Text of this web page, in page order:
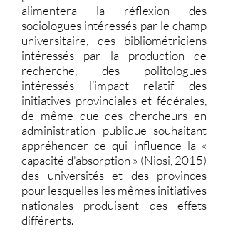
alimentera la réflexion des
sociologues intéressés par le champ
universitaire, des bibliométriciens
intéressés par la production de
recherche, des politologues
intéressés l’impact relatif des
initiatives provinciales et fédérales,
de même que des chercheurs en
administration publique souhaitant
appréhender ce qui influence la «
capacité d'absorption » (Niosi, 2015)
des universités et des provinces
pour lesquelles les mêmes initiatives
nationales produisent des effets
différents.